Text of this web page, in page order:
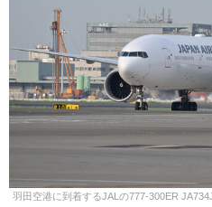
羽田空港に到着するJALの777-300ER